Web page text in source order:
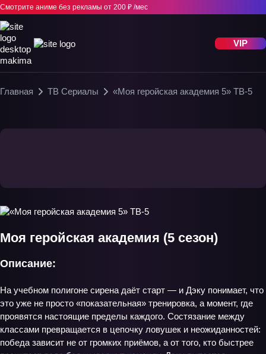
Смотрите аниме без рекламы от 200 ₽ /мес
VIP
Главная ТВ Сериалы «Моя геройская академия 5» ТВ-5
Моя геройская академия (5 сезон)
Описание:
На учебном полигоне сирена даёт старт — и Дэку понимает, что
это уже не просто «показательная» тренировка, а момент, где
проявятся настоящие пределы каждого. Состязание между
классами превращается в цепочку ловушек и неожиданностей:
победа зависит не от громких приёмов, а от того, кто быстрее